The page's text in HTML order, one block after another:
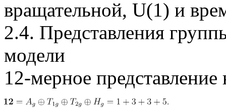
вращательной, U(1) и
2.4. Представления
модели
12-мерное представление